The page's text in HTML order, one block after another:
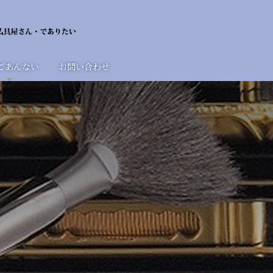
あんない お問い合わせ